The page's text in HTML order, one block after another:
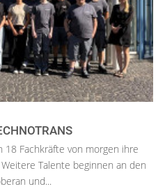
Fachkräfte von morgen ihre
Talente beginnen an den
und...